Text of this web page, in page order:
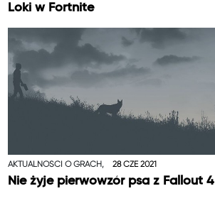
Loki w Fortnite
AKTUALNOŚCI O GRACH, 28 CZE 2021
Nie żyje pierwowzór psa z Fallout 4